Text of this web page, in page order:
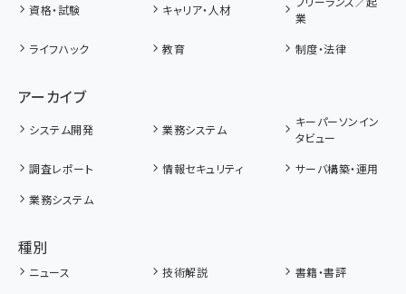
資格・試験 キャリア・人材
業
ライフハック
教育 制度・法律
アーカイブ
システム開発 業務システム
キーパーソンイン
タビュー
調査レポート
情報セキュリティ
サーバ構築・運用
業務システム
種別
ニュース 技術解説
書籍・書評